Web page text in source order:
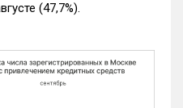
(47,7%).